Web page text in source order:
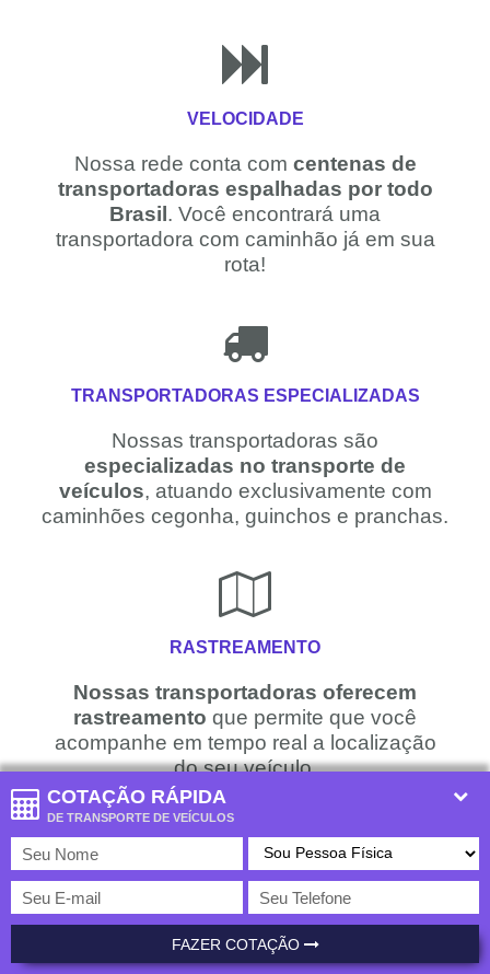
COTAÇÃO RÁPIDA
DE TRANSPORTE DE VEÍCULOS
FAZER COTAÇÃO
VELOCIDADE
Nossa rede conta com centenas de
transportadoras espalhadas por todo
Brasil. Você encontrará uma
transportadora com caminhão já em sua
rota!
TRANSPORTADORAS ESPECIALIZADAS
Nossas transportadoras são
especializadas no transporte de
veículos, atuando exclusivamente com
caminhões cegonha, guinchos e pranchas.
RASTREAMENTO
Nossas transportadoras oferecem
rastreamento que permite que você
acompanhe em tempo real a localização
do seu veículo.
TECNOLOGIA
única plataforma do Brasil